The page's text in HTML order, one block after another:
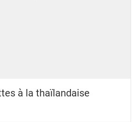
à la thaïlandaise
5.